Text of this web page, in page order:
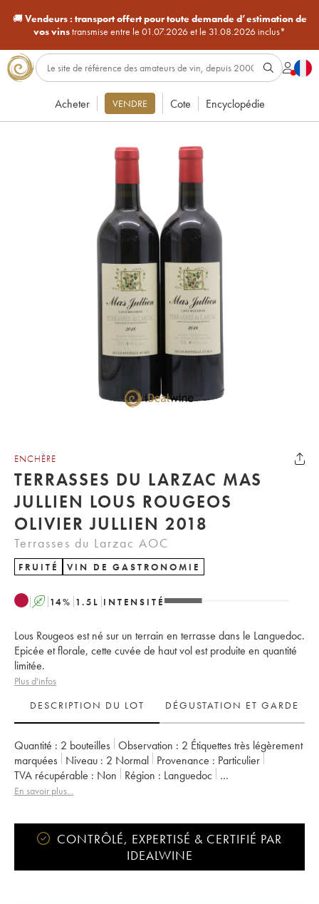
🚚Vendeurs : transport offert pour toute demande d’estimation de
vos vinstransmise entre le 01.07.2026 et le 31.08.2026 inclus*
Acheter VENDRE Cote Encyclopédie
ENCHÈRE
TERRASSES DU LARZAC MAS
JULLIEN LOUS ROUGEOS
OLIVIER JULLIEN 2018
Terrasses du Larzac AOC
FRUITÉ VIN DE GASTRONOMIE
A 14% 1.5 L INTENSITÉ
Lous Rougeos est né sur un terrain en terrasse dans le Languedoc.
Epicée et florale, cette cuvée de haut vol est produite en quantité
limitée.
Plus d'infos
DESCRIPTION DU LOT
DÉGUSTATION ET GARDE
Quantité : 2 bouteilles Observation : 2 Étiquettes très légèrement
marquées
Niveau : 2 Normal Provenance : particulier
TVA récupérable :
non Région : Languedoc
Appellation :
En savoir plus...
CONTRÔLÉ, EXPERTISÉ & CERTIFIÉ PAR
IDEALWINE